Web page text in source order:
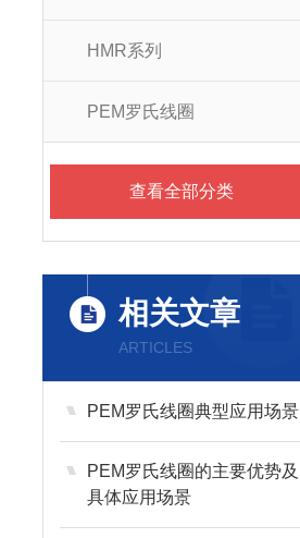
HMR系列
PEM罗氏线圈
查看全部分类
相关文章
ARTICLES
PEM罗氏线圈典型应用场景
PEM罗氏线圈的主要优势及
具体应用场景